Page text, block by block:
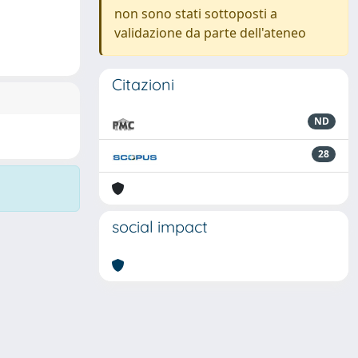
non sono stati sottoposti a
validazione da parte dell'ateneo
Citazioni
ND
28
social impact